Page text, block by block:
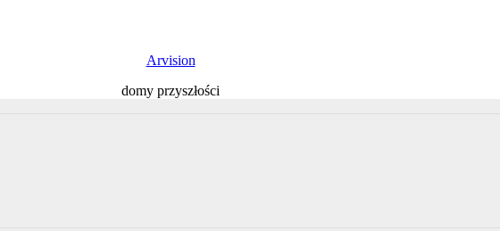
Arvision
domy przyszłości